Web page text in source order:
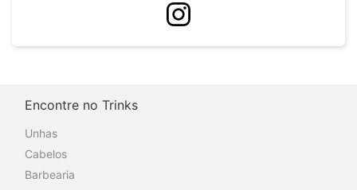
Encontre no Trinks
Unhas
Cabelos
Barbearia